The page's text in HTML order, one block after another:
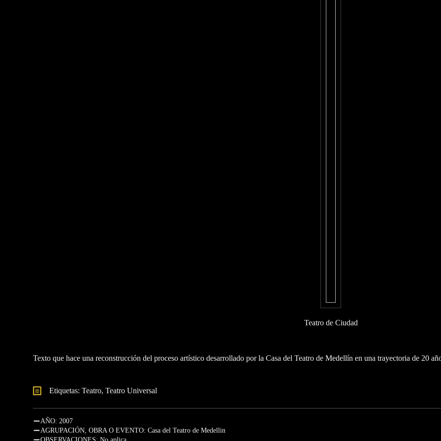
Teatro de Ciudad
Texto que hace una reconstrucción del proceso artístico desarrollado por la Casa del Teatro de Medellín en una trayectoria de 20
Etiquetas: Teatro Teatro Universal
AÑO: 2007
AGRUPACIÓN, OBRA O EVENTO: Casa del Teatro de Medellin